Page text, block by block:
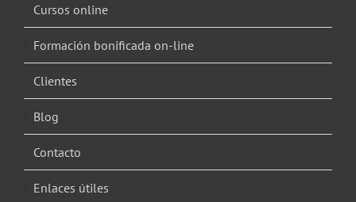
Cursos online
Formación bonificada on-line
Clientes
Blog
Contacto
Enlaces útiles